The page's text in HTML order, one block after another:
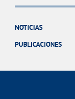
NOTICIAS
PUBLICACIONES